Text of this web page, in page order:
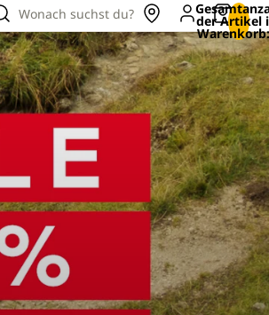
Wonach suchst du? der Artikel